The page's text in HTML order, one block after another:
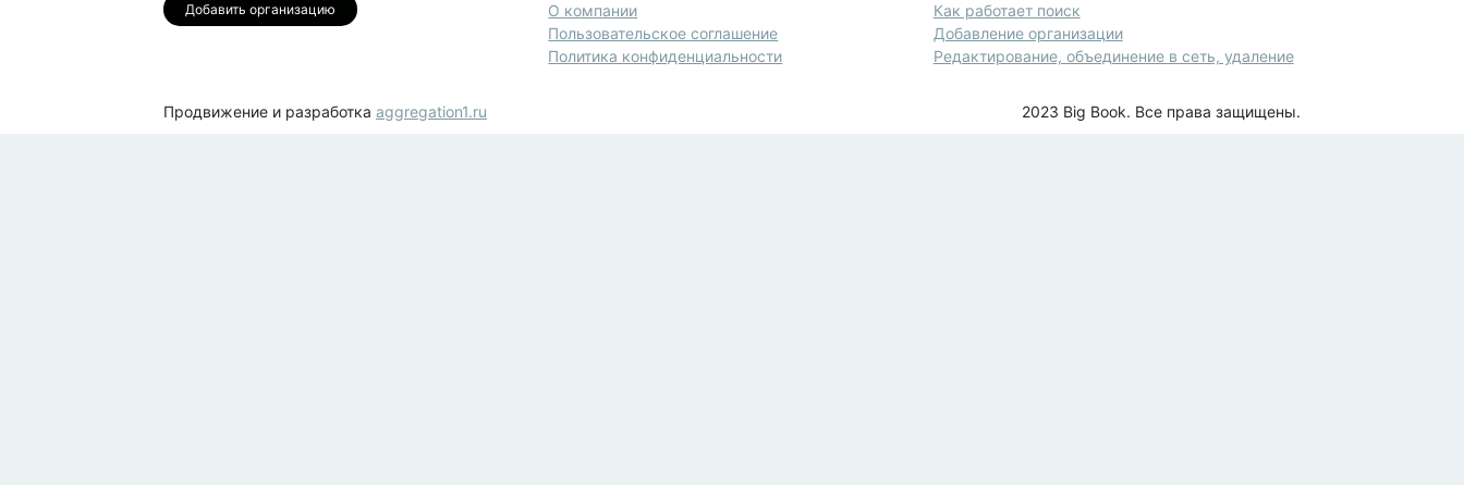
Добавить организацию
О компании
Пользовательское соглашение
Политика конфиденциальности
Как работает поиск
Добавление организации
Редактирование, объединение в сеть, удаление
Продвижение и разработка aggregation1.ru 2023 Big Book. Все права защищены.